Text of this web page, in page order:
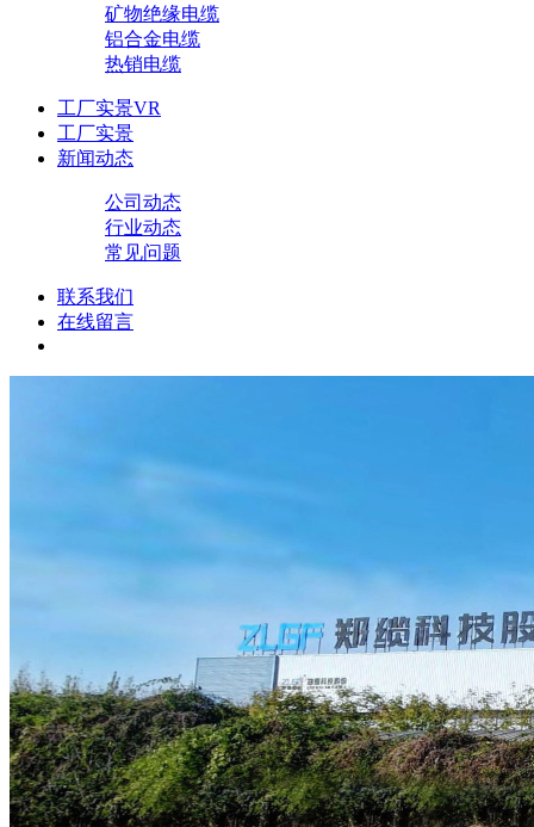
矿物绝缘电缆
铝合金电缆
热销电缆
工厂实景VR
工厂实景
新闻动态
公司动态
行业动态
常见问题
联系我们
在线留言